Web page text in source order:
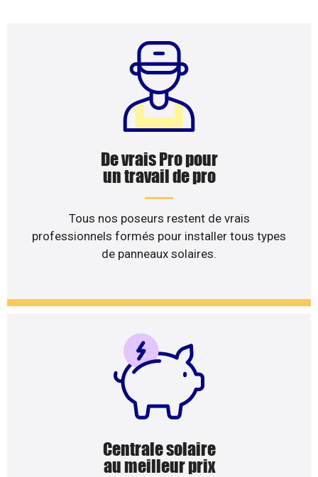
De vrais Pro pour
un travail de pro
Tous nos poseurs restent de vrais
professionnels formés pour installer tous types
de panneaux solaires.
Centrale solaire
au meilleur prix